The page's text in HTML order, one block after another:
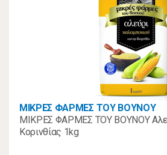
ΜΙΚΡΕΣ ΦΑΡΜΕΣ ΤΟΥ ΒΟΥΝΟΥ
ΜΙΚΡΕΣ ΦΑΡΜΕΣ ΤΟΥ ΒΟΥΝΟΥ
Κορινθίας 1kg